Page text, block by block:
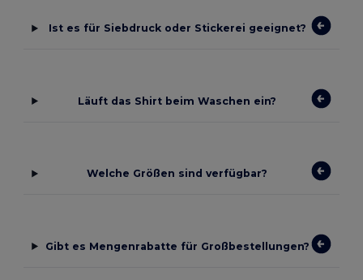
Ist es für Siebdruck oder Stickerei geeignet?
Läuft das Shirt beim Waschen ein?
Welche Größen sind verfügbar?
Gibt es Mengenrabatte für Großbestellungen?